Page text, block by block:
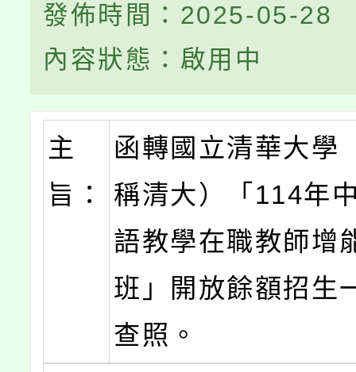
發佈時間：2025-05-28
內容狀態：啟用中
主
旨：
函轉國立清華大學
稱清大）「114年
語教學在職教師增
班」開放餘額招生
查照。